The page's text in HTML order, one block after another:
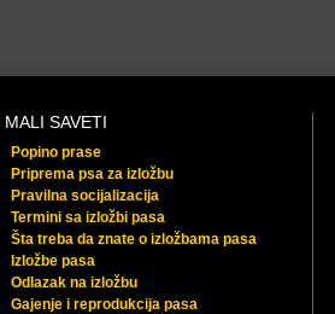
MALI SAVETI
Popino prase
Priprema psa za izložbu
Pravilna socijalizacija
Termini sa izložbi pasa
Šta treba da znate o izložbama pasa
Izložbe pasa
Odlazak na izložbu
Gajenje i reprodukcija pasa